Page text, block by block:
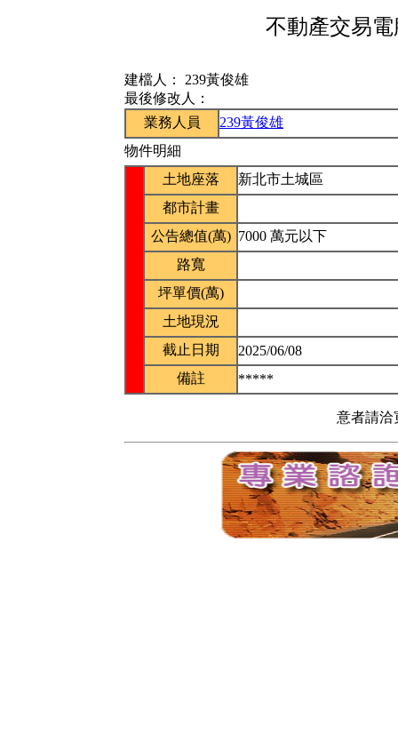
不動產交易
建檔人： 239黃俊雄
最後修改人：
業務人員
239黃俊雄
物件明細
土地座落
新北市土城區
都市計畫
公告總值(萬) 7000 萬元以下
路寬
坪單價(萬)
土地現況
截止日期
2025/06/08
備註
*****
意者請洽